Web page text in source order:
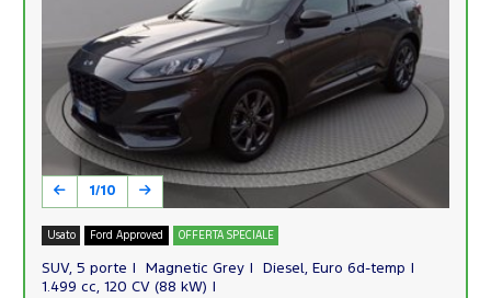
1/10
Usato Ford Approved OFFERTA SPECIALE
SUV, 5 porte Magnetic Grey
Diesel, Euro 6d-temp
1.499 cc, 120 CV (88 kW)